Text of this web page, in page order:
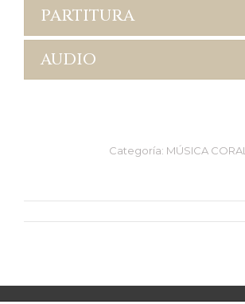
PARTITURA
AUDIO
Categoría: MÚSICA CORAL
Navegación
proyectos